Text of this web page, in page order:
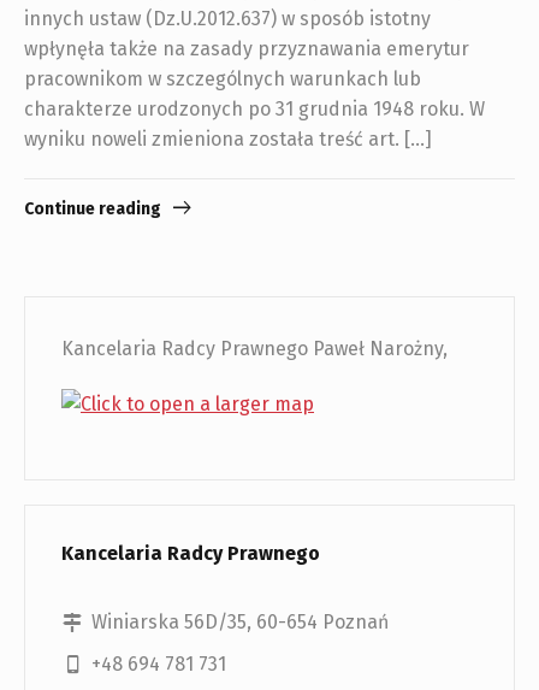
innych ustaw (Dz.U.2012.637) w sposób istotny
wpłynęła także na zasady przyznawania emerytur
pracownikom w szczególnych warunkach lub
charakterze urodzonych po 31 grudnia 1948 roku. W
wyniku noweli zmieniona została treść art. […]
Continue reading
Kancelaria Radcy Prawnego Paweł Narożny,
Kancelaria Radcy Prawnego
Winiarska 56D/35, 60-654 Poznań
+48 694 781 731